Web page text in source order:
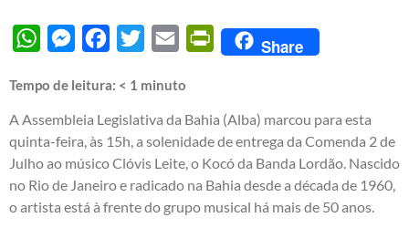
WhatsAppMessengerFacebook
Twitter Email PrintFriendly
Share
Tempo de leitura: < 1 minuto
A Assembleia Legislativa da Bahia (Alba) marcou para esta
quinta-feira, às 15h, a solenidade de entrega da Comenda 2 de
Julho ao músico Clóvis Leite, o Kocó da Banda Lordão. Nascido
no Rio de Janeiro e radicado na Bahia desde a década de 1960,
o artista está à frente do grupo musical há mais de 50 anos.